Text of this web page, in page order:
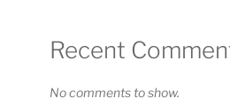
Recent
No comments to show.